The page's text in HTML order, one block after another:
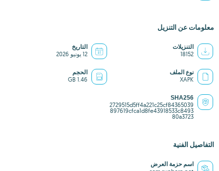
معلومات عن التنزيل
التنزيلات
18152
التاريخ
12 يونيو 2026
نوع الملف
XAPK
الحجم
1.46 GB
SHA256
2729515d5ff4a221c25cf84365039
897619cfca1d8fe43918533c8493
80a3723
التفاصيل الفنية
اسم حزمة العرض